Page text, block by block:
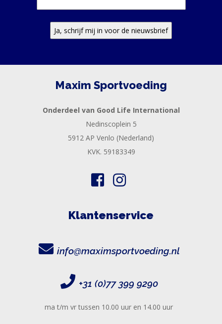
Maxim Sportvoeding
Onderdeel van Good Life International
Nedinscoplein 5
5912 AP Venlo (Nederland)
KVK. 59183349
Klantenservice
info@maximsportvoeding.nl
+31 (0)77 399 9290
ma t/m vr tussen 10.00 uur en 14.00 uur